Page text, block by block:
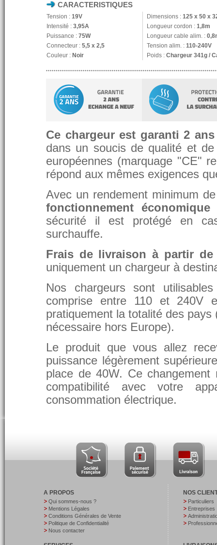
CARACTERISTIQUES
Tension : 19V Dimensions : 125 x 50 x
Intensité : 3,95A Longueur cordon : 1,8m
Puissance : 75W Longueur cable alim. :
Connecteur : 5,5 x 2,5 Tension alim. : 110-240V
Couleur : Noir Poids : Chargeur 341g /
Ce chargeur est garanti 2 ans
dans un soucis de qualité et
européennes (marquage "CE"
répond aux mêmes exigences
Avec un rendement minimum
fonctionnement
sécurité il est protégé en
surchauffe.
Frais de livraison à partir de
uniquement un chargeur à
Nos chargeurs sont
comprise entre 110 et 240V
pratiquement la totalité des
nécessaire hors Europe).
Le produit que vous allez
puissance légèrement
place de 40W. Ce
compatibilité avec votre
consommation électrique.
A PROPOS
Qui sommes-nous ?
Mentions Légales
Conditions Générales de Vente
Politique de Confidentialité
Nous contacter
NOS
Particuliers
Entreprises